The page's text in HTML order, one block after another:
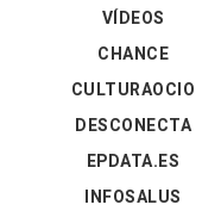
VÍDEOS
CHANCE
CULTURAOCIO
DESCONECTA
EPDATA.ES
INFOSALUS